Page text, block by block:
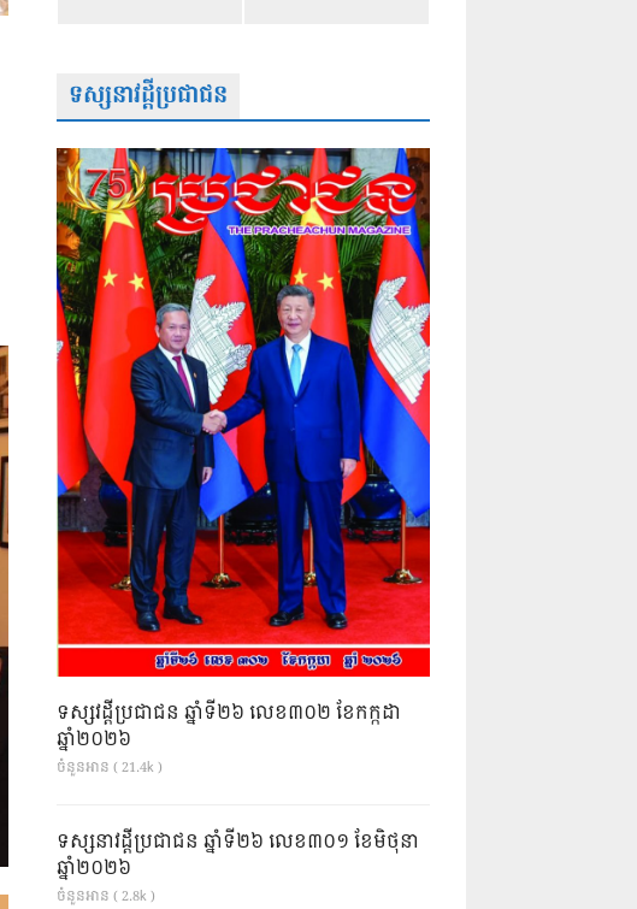
ទស្សនាវដ្តីប្រជាជន
ទស្សវដ្តីប្រជាជន ឆ្នាំទី២៦ លេខ៣០២ ខែកក្កដា
ឆ្នាំ២០២៦
ចំនួនអាន ( 21.4k )
ទស្សនាវដ្ដីប្រជាជន ឆ្នាំទី២៦ លេខ៣០១ ខែមិថុនា
ឆ្នាំ២០២៦
ចំនួនអាន ( 2.8k )